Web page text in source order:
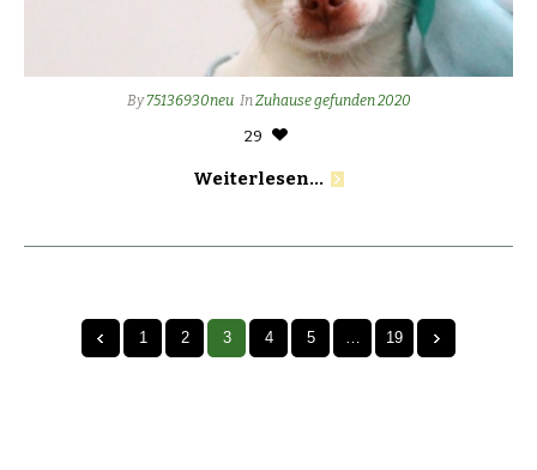
By75136930neu InZuhause gefunden 2020
29
Weiterlesen...
1 2 3 4 5 … 19